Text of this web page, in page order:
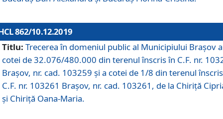
862/10.12.2019
Titlu: Trecerea în domeniul public al Municipiului Braşov a
cotei de 32.076/480.000 din terenul înscris în C.F. nr.
Brașov, nr. cad. 103259 și a cotei de 1/8 din terenul
C.F. nr. 103261 Brașov, nr. cad. 103261, de la Chiriță
și Chiriță Oana-Maria.